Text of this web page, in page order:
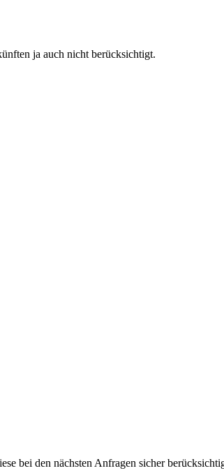
ja auch nicht berücksichtigt.
bei den nächsten Anfragen sicher